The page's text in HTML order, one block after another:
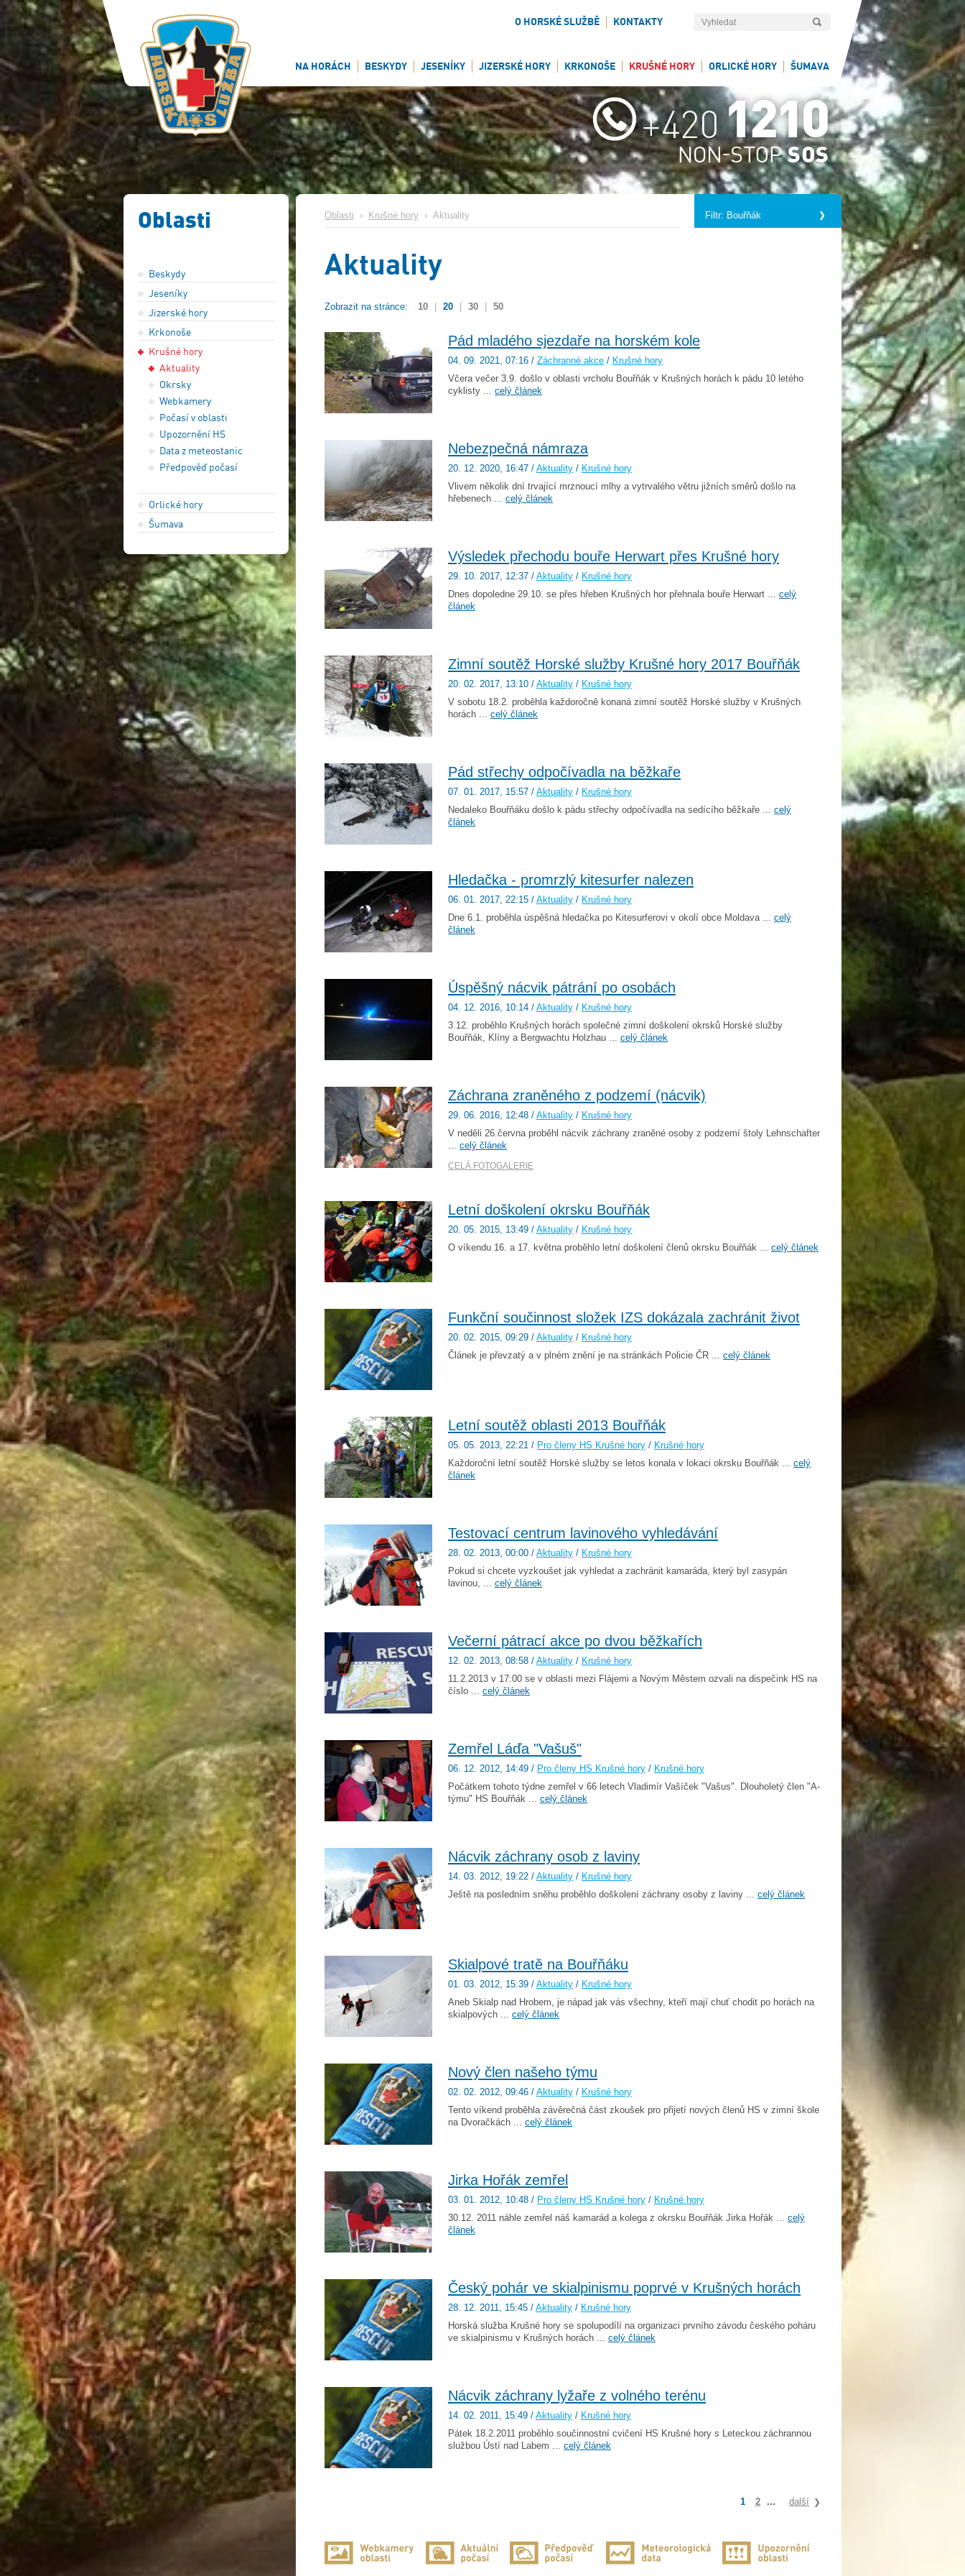
O HORSKÉ SLUŽBĚ KONTAKTY
NA HORÁCH BESKYDY JESENÍKY JIZERSKÉ HORY KRKONOŠE KRUŠNÉ HORY ORLICKÉ HORY ŠUMAVA
Oblasti
Beskydy
Jeseníky
Jizerské hory
Krkonoše
Krušné hory
Aktuality
Okrsky
Webkamery
Počasí v oblasti
Upozornění HS
Data z meteostanic
Předpověď počasí
Orlické hory
Šumava
Filtr: Bouřňák
Oblasti › Krušné hory › Aktuality
Aktuality
Zobrazit na stránce: 10 20 30 50
Pád mladého sjezdaře na horském kole
04. 09. 2021, 07:16 / Záchranné akce / Krušné hory
Včera večer 3.9. došlo v oblasti vrcholu Bouřňák v Krušných horách k pádu 10 letého
cyklisty ... celý článek
Nebezpečná námraza
20. 12. 2020, 16:47 / Aktuality / Krušné hory
Vlivem několik dní trvající mrznoucí mlhy a vytrvalého větru jižních směrů došlo na
hřebenech ... celý článek
Výsledek přechodu bouře Herwart přes Krušné hory
29. 10. 2017, 12:37 / Aktuality / Krušné hory
Dnes dopoledne 29.10. se přes hřeben Krušných hor přehnala bouře Herwart ... celý
článek
Zimní soutěž Horské služby Krušné hory 2017 Bouřňák
20. 02. 2017, 13:10 / Aktuality / Krušné hory
V sobotu 18.2. proběhla každoročně konaná zimní soutěž Horské služby v Krušných
horách ... celý článek
Pád střechy odpočívadla na běžkaře
07. 01. 2017, 15:57 / Aktuality / Krušné hory
Nedaleko Bouřňáku došlo k pádu střechy odpočívadla na sedícího běžkaře ... celý
článek
Hledačka - promrzlý kitesurfer nalezen
06. 01. 2017, 22:15 / Aktuality / Krušné hory
Dne 6.1. proběhla úspěšná hledačka po Kitesurferovi v okolí obce Moldava ... celý
článek
Úspěšný nácvik pátrání po osobách
04. 12. 2016, 10:14 / Aktuality / Krušné hory
3.12. proběhlo Krušných horách společné zimní doškolení okrsků Horské služby
Bouřňák, Klíny a Bergwachtu Holzhau ... celý článek
Záchrana zraněného z podzemí (nácvik)
29. 06. 2016, 12:48 / Aktuality / Krušné hory
V neděli 26.června proběhl nácvik záchrany zraněné osoby z podzemí štoly Lehnschafter
... celý článek
CELÁ FOTOGALERIE
Letní doškolení okrsku Bouřňák
20. 05. 2015, 13:49 / Aktuality / Krušné hory
O víkendu 16. a 17. května proběhlo letní doškolení členů okrsku Bouřňák ... celý článek
Funkční součinnost složek IZS dokázala zachránit život
20. 02. 2015, 09:29 / Aktuality / Krušné hory
Článek je převzatý a v plném znění je na stránkách Policie ČR ... celý článek
Letní soutěž oblasti 2013 Bouřňák
05. 05. 2013, 22:21 / Pro členy HS Krušné hory / Krušné hory
Každoroční letní soutěž Horské služby se letos konala v lokaci okrsku Bouřňák ... celý
článek
Testovací centrum lavinového vyhledávání
28. 02. 2013, 00:00 / Aktuality / Krušné hory
Pokud si chcete vyzkoušet jak vyhledat a zachránit kamaráda, který byl zasypán
lavinou, ... celý článek
Večerní pátrací akce po dvou běžkařích
12. 02. 2013, 08:58 / Aktuality / Krušné hory
11.2.2013 v 17:00 se v oblasti mezi Flájemi a Novým Městem ozvali na dispečink HS na
číslo ... celý článek
Zemřel Láďa "Vašuš"
06. 12. 2012, 14:49 / Pro členy HS Krušné hory / Krušné hory
Počátkem tohoto týdne zemřel v 66 letech Vladimír Vašíček "Vašus". Dlouholetý člen "A-
týmu" HS Bouřňák ... celý článek
Nácvik záchrany osob z laviny
14. 03. 2012, 19:22 / Aktuality / Krušné hory
Ještě na posledním sněhu proběhlo doškolení záchrany osoby z laviny ... celý článek
Skialpové tratě na Bouřňáku
01. 03. 2012, 15:39 / Aktuality / Krušné hory
Aneb Skialp nad Hrobem, je nápad jak vás všechny, kteří mají chuť chodit po horách na
skialpových ... celý článek
Nový člen našeho týmu
02. 02. 2012, 09:46 / Aktuality / Krušné hory
Tento víkend proběhla závěrečná část zkoušek pro přijetí nových členů HS v zimní škole
na Dvoračkách ... celý článek
Jirka Hořák zemřel
03. 01. 2012, 10:48 / Pro členy HS Krušné hory / Krušné hory
30.12. 2011 náhle zemřel náš kamarád a kolega z okrsku Bouřňák Jirka Hořák ... celý
článek
Český pohár ve skialpinismu poprvé v Krušných horách
28. 12. 2011, 15:45 / Aktuality / Krušné hory
Horská služba Krušné hory se spolupodílí na organizaci prvního závodu českého poháru
ve skialpinismu v Krušných horách ... celý článek
Nácvik záchrany lyžaře z volného terénu
14. 02. 2011, 15:49 / Aktuality / Krušné hory
Pátek 18.2.2011 proběhlo součinnostní cvičení HS Krušné hory s Leteckou záchrannou
službou Ústí nad Labem ... celý článek
1 2 ... další